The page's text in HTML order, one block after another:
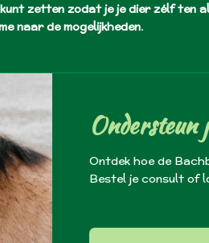
zetten zodat je je dier zélf ten
naar de mogelijkheden.
Ondersteun
Ontdek hoe de
Bestel je consult of